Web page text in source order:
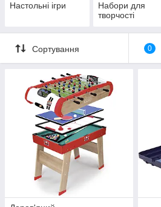
Настольні ігри
Набори для
творчості
Сортування 0